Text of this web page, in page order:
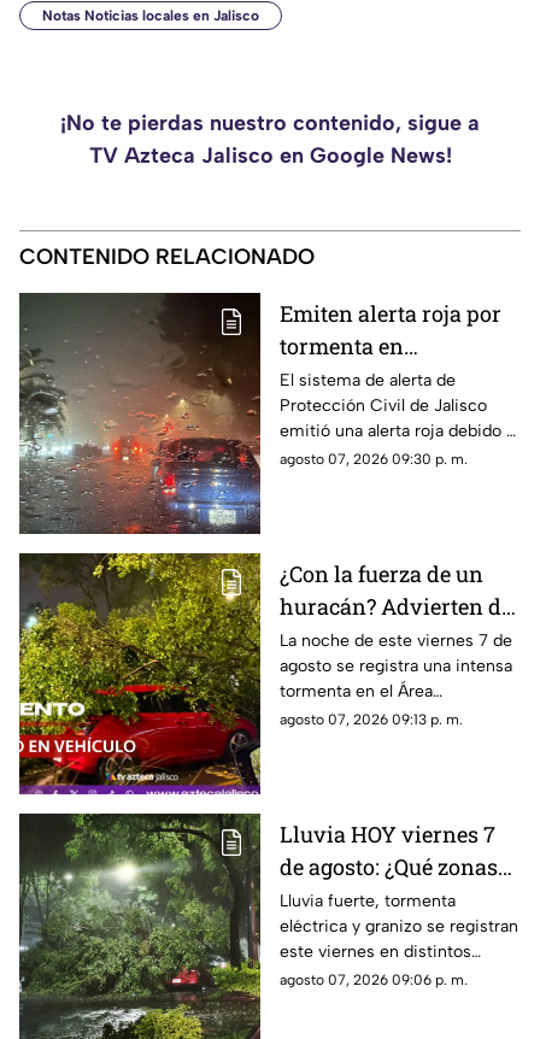
Notas Noticias locales en Jalisco
¡No te pierdas nuestro contenido, sigue a
TV Azteca Jalisco en Google News!
CONTENIDO RELACIONADO
Emiten alerta roja por
tormenta en
Guadalajara; advierten
de caída de árboles e
inundaciones
El sistema de alerta de
Protección Civil de Jalisco
emitió una alerta roja debido a
la fuerte tormenta que se
agosto 07, 2026 09:30 p. m.
¿Con la fuerza de un
huracán? Advierten de
FUERTES RACHAS DE
VIENTO superiores a
los 60 km/h durante
lluvia en Guadalajara
La noche de este viernes 7 de
agosto se registra una intensa
tormenta en el Área
Metropolitana de Guadalajara,
agosto 07, 2026 09:13 p. m.
Lluvia HOY viernes 7
de agosto: ¿Qué zonas
de Guadalajara están
afectadas?
Lluvia fuerte, tormenta
eléctrica y granizo se registran
este viernes en distintos
puntos de Guadalajara y
agosto 07, 2026 09:06 p. m.